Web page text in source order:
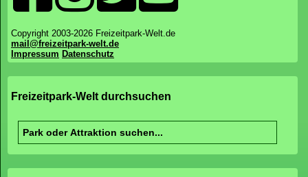
Copyright 2003-2026 Freizeitpark-Welt.de
mail@freizeitpark-welt.de
Impressum Datenschutz
Freizeitpark-Welt durchsuchen